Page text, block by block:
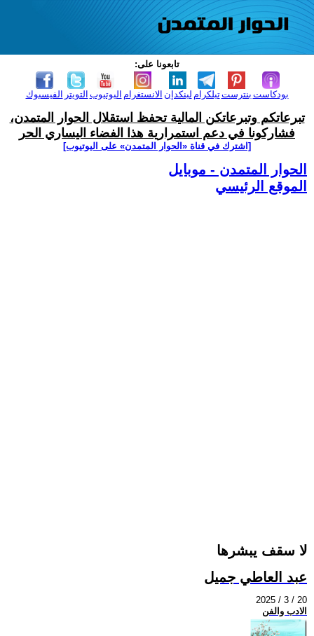
تابعونا على:
الفيسبوك التويتر اليوتيوب الانستغرام لينكدإن تيلكرامبنترست بودكاست
تبرعاتكم وتبرعاتكن المالية تحفظ استقلال الحوار المتمدن،
فشاركونا في دعم استمرارية هذا الفضاء اليساري الحر
[اشترك في قناة ‫«الحوار المتمدن» على اليوتيوب]
الحوار المتمدن - موبايل
الموقع الرئيسي
لا سقف يبشرها
عبد العاطي جميل
2025 / 3 / 20
الادب والفن